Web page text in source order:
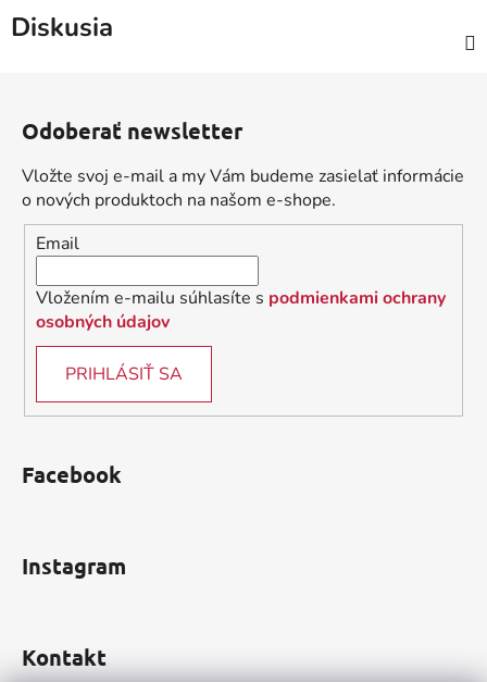
Diskusia
Odoberať newsletter
Vložte svoj e-mail a my Vám budeme zasielať informácie
o nových produktoch na našom e-shope.
Email
Vložením e-mailu súhlasíte s podmienkami ochrany
osobných údajov
PRIHLÁSIŤ SA
Facebook
Instagram
Kontakt